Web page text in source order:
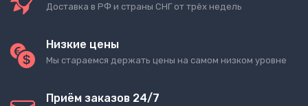
Доставка в РФ и страны СНГ от трёх недель
Низкие цены
Мы стараемся держать цены на самом низком уровне
Приём заказов 24/7